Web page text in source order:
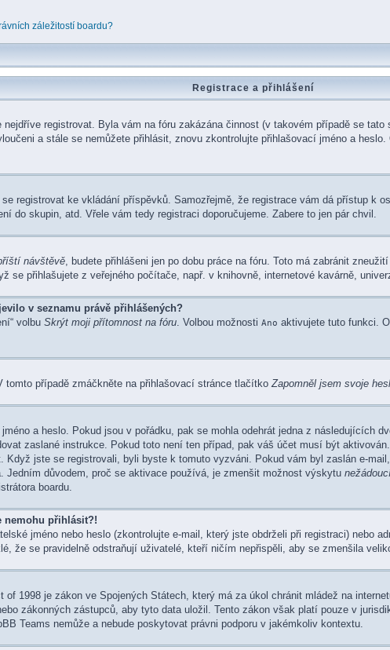
záležitostí boardu?
Registrace a přihlášení
registrovat. Byla vám na fóru zakázána činnost (v takovém případě se
a stále se nemůžete přihlásit, znovu zkontrolujte přihlašovací jméno a
registrovat ke vkládání příspěvků. Samozřejmě, že registrace vám dá přístup k
do skupin, atd. Vřele vám tedy registraci doporučujeme. Zabere to jen pár chvil.
návštěvě, budete přihlášeni jen po dobu práce na fóru. Toto má zabránit
se přihlašujete z veřejného počítače, např. v knihovně, internetové kavárně,
v seznamu právě přihlášených?
volbu Skrýt moji přítomnost na fóru. Volbou možnosti Ano aktivujete tuto funkci.
tomto případě zmáčkněte na přihlašovací stránce tlačítkoZapomněl jsem svoje
a heslo. Pokud jsou v pořádku, pak se mohla odehrát jedna z následujících
zaslané instrukce. Pokud toto není ten případ, pak váš účet musí být
jste se registrovali, byli byste k tomuto vyzváni. Pokud vám byl zaslán e-
Jedním důvodem, proč se aktivace používá, je zmenšit možnost výskytu
boardu.
nemohu přihlásit?!
jméno nebo heslo (zkontrolujte e-mail, který jste obdrželi při registraci) nebo
že se pravidelně odstraňují uživatelé, kteří ničím nepřispěli, aby se zmenšila
of 1998 je zákon ve Spojených Státech, který má za úkol chránit mládež na
zákonných zástupců, aby tyto data uložil. Tento zákon však platí pouze v
Teams nemůže a nebude poskytovat právni podporu v jakémkoliv kontextu.